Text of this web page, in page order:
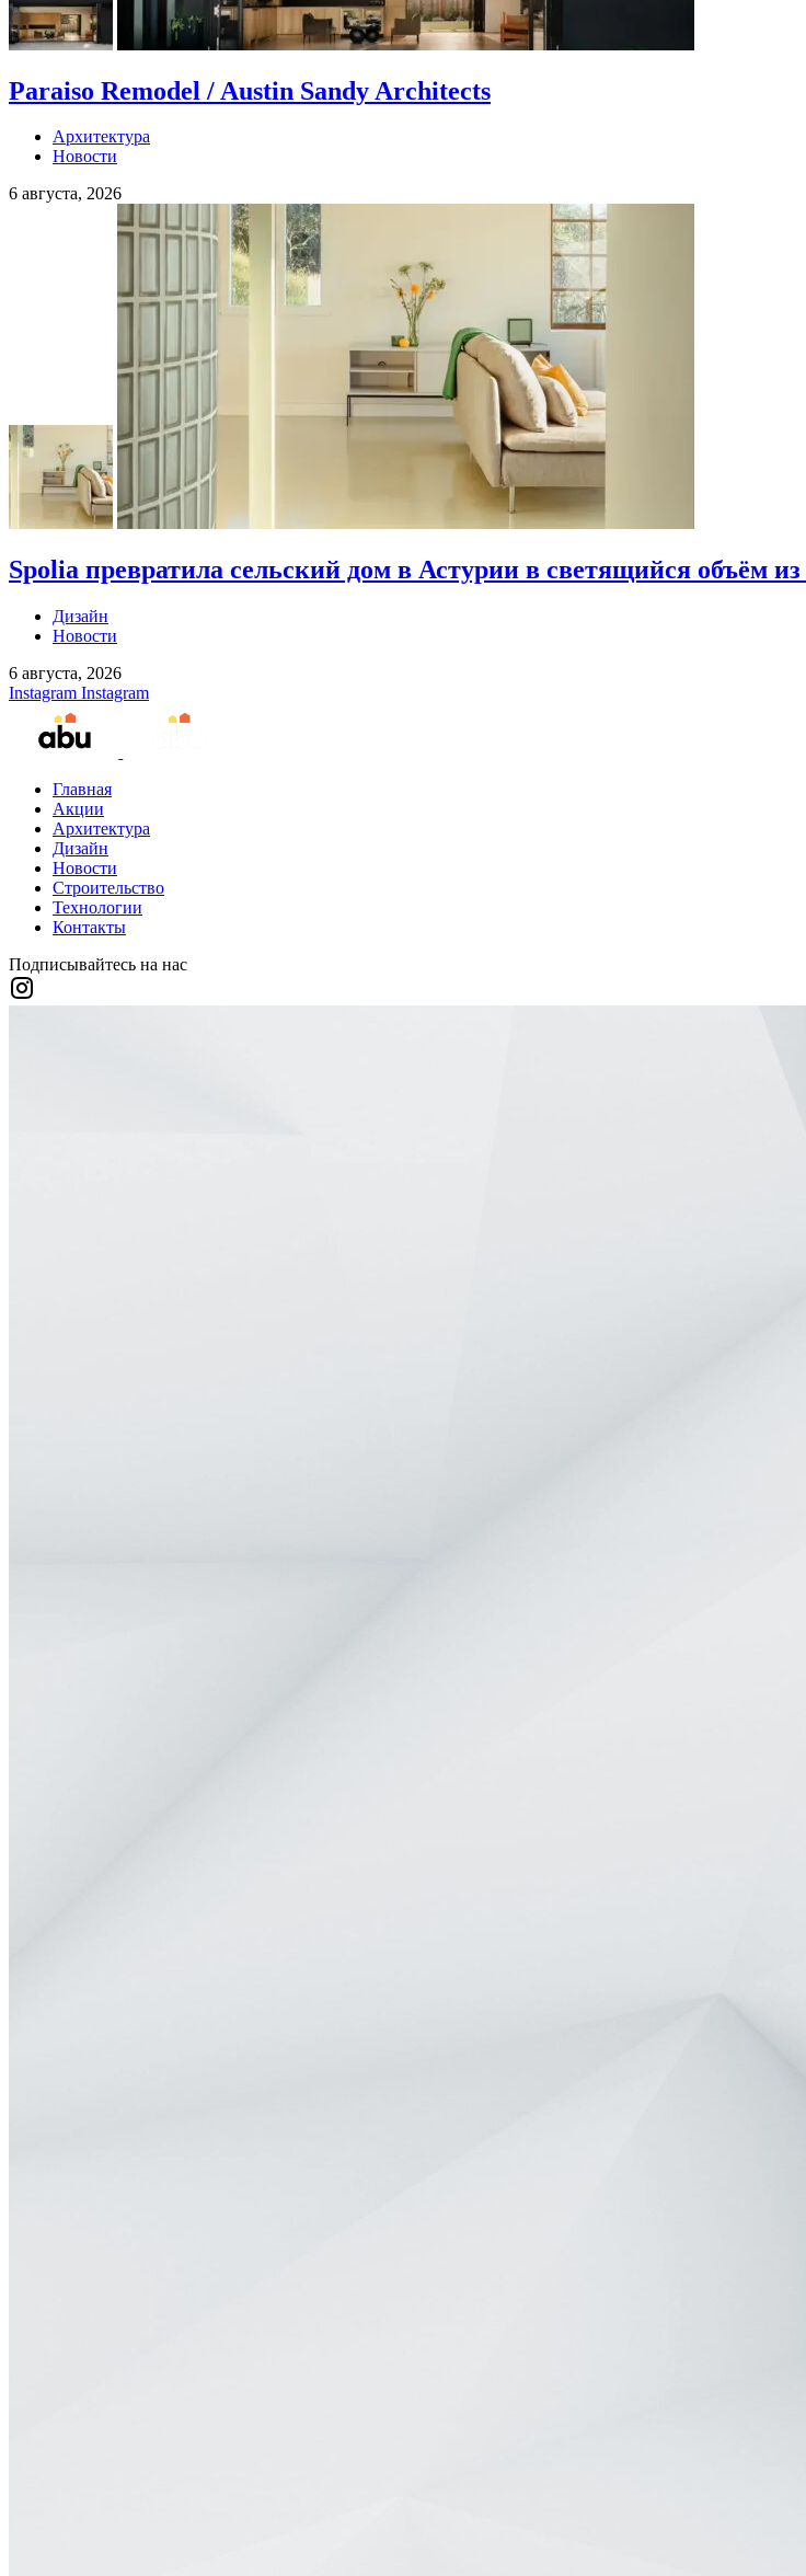
Paraiso Remodel / Austin Sandy Architects
Архитектура
Новости
6 августа, 2026
Spolia превратила сельский дом в Астурии в светящийся объём из
Дизайн
Новости
6 августа, 2026
Instagram Instagram
Главная
Акции
Архитектура
Дизайн
Новости
Строительство
Технологии
Контакты
Подписывайтесь на нас